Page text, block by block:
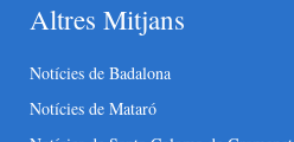
Altres Mitjans
Notícies de Badalona
Notícies de Mataró